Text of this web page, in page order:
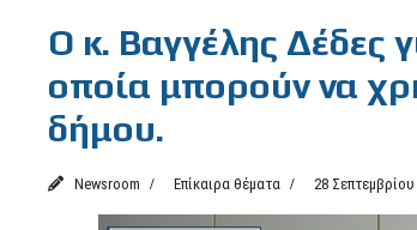
Ο κ. Βαγγέλης Δέδες
οποία μπορούν να
δήμου.
Newsroom Επίκαιρα θέματα 28 Σεπτεμβρίου